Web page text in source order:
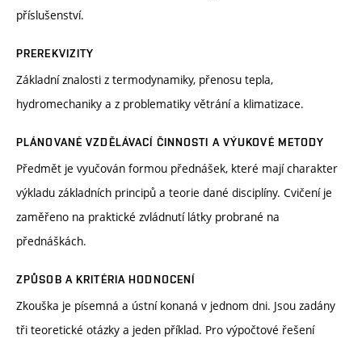
příslušenství.
PREREKVIZITY
Základní znalosti z termodynamiky, přenosu tepla,
hydromechaniky a z problematiky větrání a klimatizace.
PLÁNOVANÉ VZDĚLÁVACÍ ČINNOSTI A VÝUKOVÉ METODY
Předmět je vyučován formou přednášek, které mají charakter
výkladu základních principů a teorie dané disciplíny. Cvičení je
zaměřeno na praktické zvládnutí látky probrané na
přednáškách.
ZPŮSOB A KRITÉRIA HODNOCENÍ
Zkouška je písemná a ústní konaná v jednom dni. Jsou zadány
tři teoretické otázky a jeden příklad. Pro výpočtové řešení